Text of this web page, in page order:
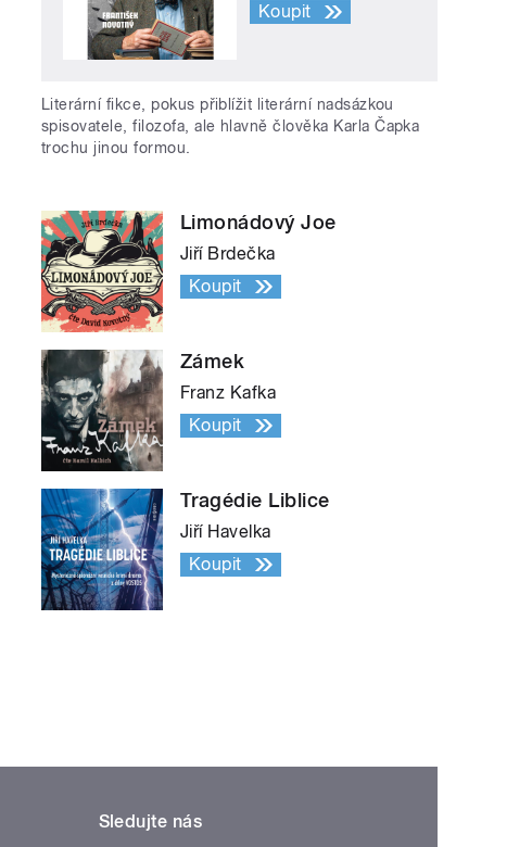
Koupit
Literární fikce, pokus přiblížit literární nadsázkou
spisovatele, filozofa, ale hlavně člověka Karla Čapka
trochu jinou formou.
Limonádový Joe
Jiří Brdečka
Koupit
Zámek
Franz Kafka
Koupit
Tragédie Liblice
Jiří Havelka
Koupit
Sledujte nás